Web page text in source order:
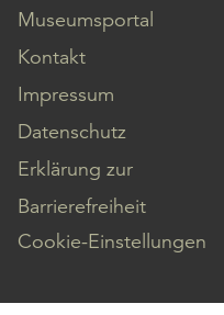
Museumsportal
Kontakt
Impressum
Datenschutz
Erklärung zur
Barrierefreiheit
Cookie-Einstellungen